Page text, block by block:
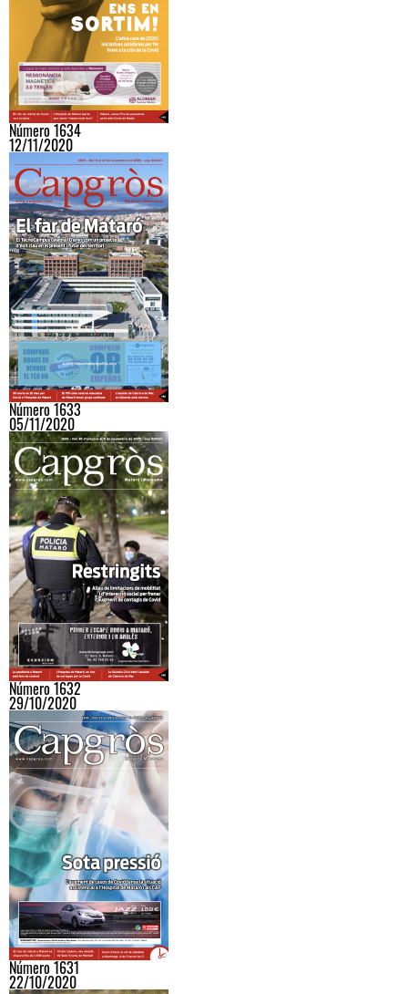
Número 1634
12/11/2020
Número 1633
05/11/2020
Número 1632
29/10/2020
Número 1631
22/10/2020